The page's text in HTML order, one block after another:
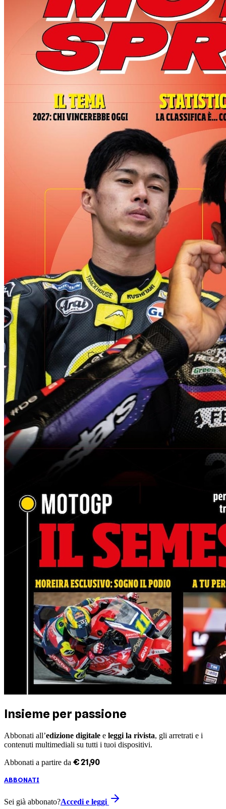
Insieme per passione
Abbonati all’edizione digitale e leggi la rivista, gli arretrati e i
contenuti multimediali su tutti i tuoi dispositivi.
Abbonati a partire da €21 ,90
ABBONATI
Sei già abbonato?Accedi e leggi